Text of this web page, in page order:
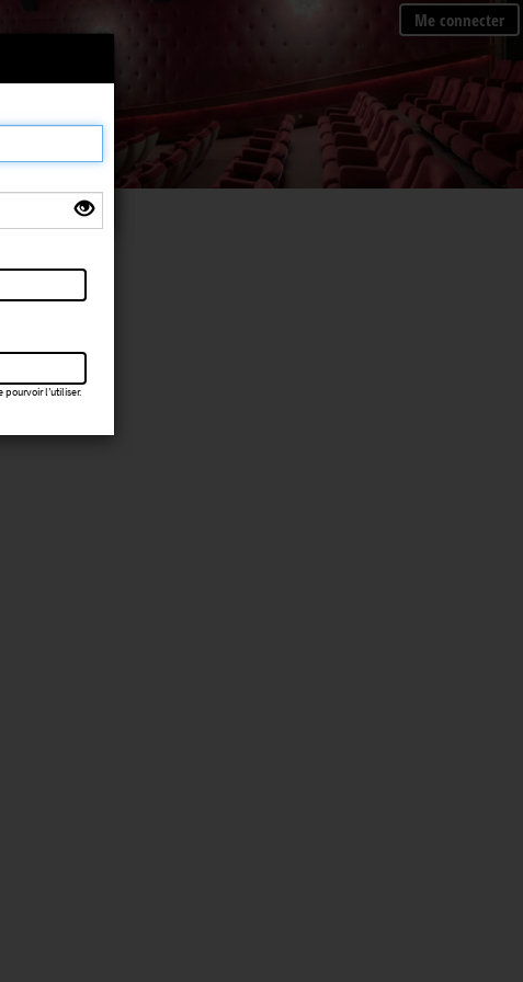
Me connecter
l’utiliser.